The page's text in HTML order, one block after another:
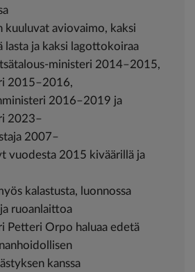
kuuluvat aviovaimo, kaksi
lasta ja kaksi lagottokoiraa
ministeri 2014–2015,
2015–2016,
2016–2019 ja
2023–
2007–
vuodesta 2015 kiväärillä ja
kalastusta, luonnossa
ruoanlaittoa
Petteri Orpo haluaa edetä
kanssa